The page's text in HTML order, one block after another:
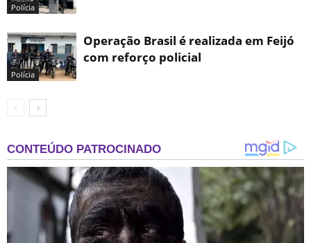
Polícia
Polícia
Operação Brasil é realizada em Feijó
com reforço policial